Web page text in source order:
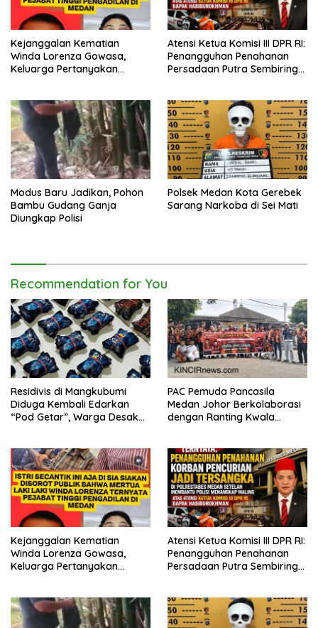
Kejanggalan Kematian
Winda Lorenza Gowasa,
Keluarga Pertanyakan
Atensi Ketua Komisi III DPR RI:
Penangguhan Penahanan
Persadaan Putra Sembiring
Modus Baru Jadikan, Pohon
Bambu Gudang Ganja
Diungkap Polisi
Polsek Medan Kota Gerebek
Sarang Narkoba di Sei Mati
Recommendation for You
Residivis di Mangkubumi
Diduga Kembali Edarkan
“Pod Getar”, Warga Desak
PAC Pemuda Pancasila
Medan Johor Berkolaborasi
dengan Ranting Kwala
Jemaah dan Pengguna Jalan
Kejanggalan Kematian
Winda Lorenza Gowasa,
Keluarga Pertanyakan
Atensi Ketua Komisi III DPR RI:
Penangguhan Penahanan
Persadaan Putra Sembiring